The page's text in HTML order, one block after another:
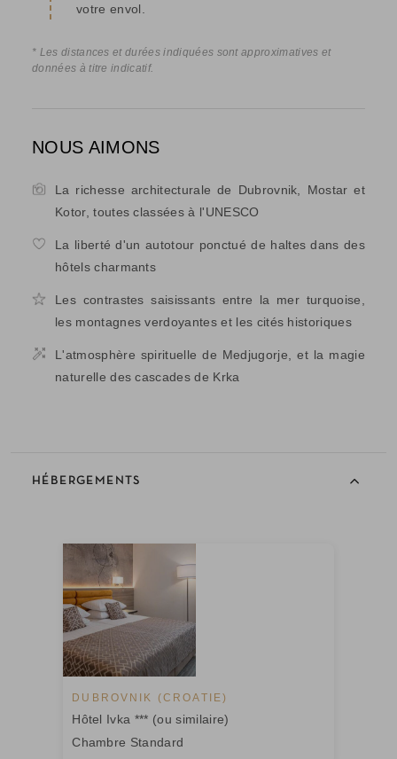
votre envol.
* Les distances et durées indiquées sont approximatives et
données à titre indicatif.
NOUS AIMONS
La richesse architecturale de Dubrovnik, Mostar et
Kotor, toutes classées à l'UNESCO
La liberté d'un autotour ponctué de haltes dans des
hôtels charmants
Les contrastes saisissants entre la mer turquoise,
les montagnes verdoyantes et les cités historiques
L'atmosphère spirituelle de Medjugorje, et la magie
naturelle des cascades de Krka
HÉBERGEMENTS
DUBROVNIK (CROATIE)
Hôtel Ivka *** (ou similaire)
Chambre Standard